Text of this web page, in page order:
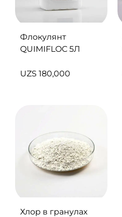
Флокулянт
QUIMIFLOC 5Л
UZS 180,000
Хлор в гранулах